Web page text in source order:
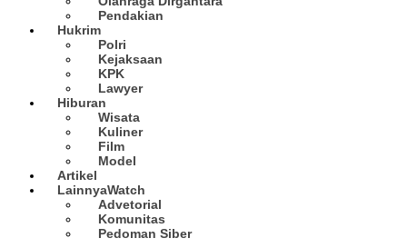
Pendakian
Hukrim
Polri
Kejaksaan
KPK
Lawyer
Hiburan
Wisata
Kuliner
Film
Model
Artikel
LainnyaWatch
Advetorial
Komunitas
Pedoman Siber